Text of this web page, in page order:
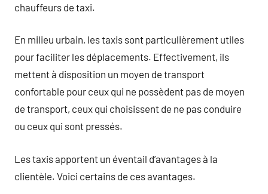
chauffeurs de taxi.
En milieu urbain, les taxis sont particulièrement utiles
pour faciliter les déplacements. Effectivement, ils
mettent à disposition un moyen de transport
confortable pour ceux qui ne possèdent pas de moyen
de transport, ceux qui choisissent de ne pas conduire
ou ceux qui sont pressés.
Les taxis apportent un éventail d’avantages à la
clientèle. Voici certains de ces avantages.